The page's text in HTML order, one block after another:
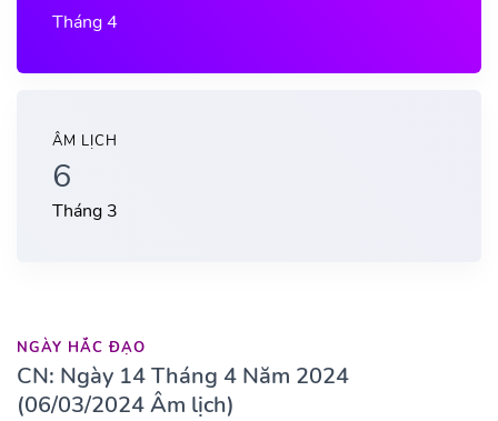
Tháng 4
ÂM LỊCH
6
Tháng 3
NGÀY HẮC ĐẠO
CN: Ngày 14 Tháng 4 Năm 2024
(06/03/2024 Âm lịch)